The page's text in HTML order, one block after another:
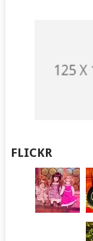
FLICKR